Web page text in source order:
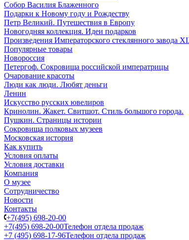
Собор Василия Блаженного
Подарки к Новому году и Рождеству
Петр Великий. Путешествия в Европу
Новогодняя коллекция. Идеи подарков
Произведения Императорского стеклянного завода
Популярные товары
Новороссия
Петергоф. Сокровища российской императрицы
Очарование красоты
Люди как люди. Любят деньги
Ленин
Искусство русских ювелиров
Кринолин. Жакет. Свитшот. Стиль большого города.
Пушкин. Страницы истории
Сокровища полковых музеев
Московская история
Как купить
Условия оплаты
Условия доставки
Компания
О музее
Сотрудничество
Новости
Контакты
+7(495) 698-20-00
+7(495) 698-20-00Телефон отдела продаж
+7 (495) 698-17-96Телефон отдела продаж